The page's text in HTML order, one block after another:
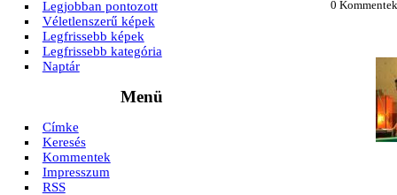
Legjobban pontozott
Véletlenszerű képek
Legfrissebb képek
Legfrissebb kategória
Naptár
Menü
Címke
Keresés
Kommentek
Impresszum
RSS
0 Kommentek